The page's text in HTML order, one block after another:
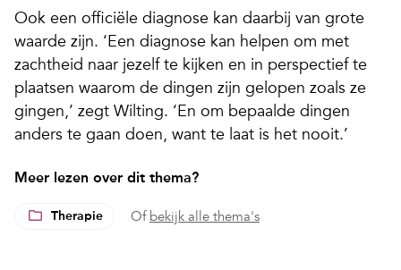
Ook een officiële diagnose kan daarbij van grote
waarde zijn. ‘Een diagnose kan helpen om met
zachtheid naar jezelf te kijken en in perspectief te
plaatsen waarom de dingen zijn gelopen zoals ze
gingen,’ zegt Wilting. ‘En om bepaalde dingen
anders te gaan doen, want te laat is het nooit.’
Meer lezen over dit thema?
Therapie Of bekijk alle thema's